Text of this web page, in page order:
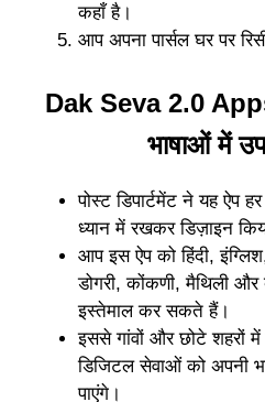
कहाँ है।
आप अपना पार्सल घर पर
Dak Seva 2.0
भाषाओं में
पोस्ट डिपार्टमेंट ने यह ऐप
ध्यान में रखकर डिज़ाइन
आप इस ऐप को हिंदी, इंग्लिश,
डोगरी, कोंकणी, मैथिली
इस्तेमाल कर सकते हैं।
इससे गांवों और छोटे शहरों
डिजिटल सेवाओं को अपनी
पाएंगे।